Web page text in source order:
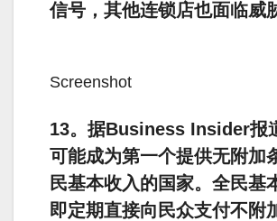
信号，其他连锁店也面临威
Screenshot
13。据Business Insider报
可能成为第一个提供无附加
民基本收入的国家。全民基
即定期直接向民众支付不附